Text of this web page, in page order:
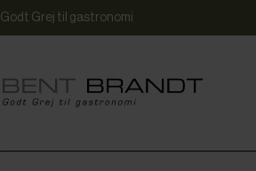
Godt Grej til gastronomi